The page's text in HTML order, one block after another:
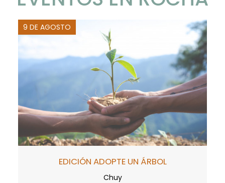
9 DE AGOSTO
EDICIÓN ADOPTE UN ÁRBOL
Chuy